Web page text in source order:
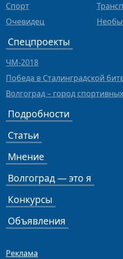
Спорт
Очевидец
Спецпроекты
ЧМ-2018
Победа в Сталинградской
Волгоград – город
Подробности
Статьи
Мнение
Волгоград — это я
Конкурсы
Объявления
Реклама